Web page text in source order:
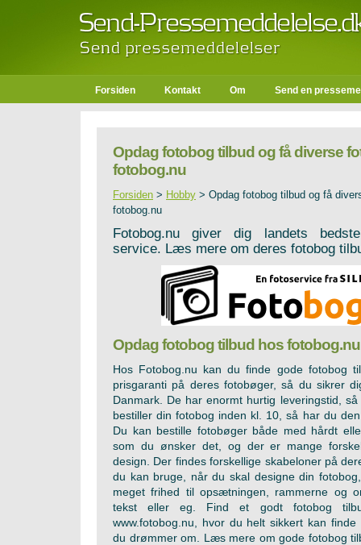
Forsiden Kontakt Om Send en
Opdag fotobog tilbud og få diverse
fotobog.nu
Forsiden > Hobby > Opdag fotobog tilbud og få
fotobog.nu
Fotobog.nu giver dig landets
service. Læs mere om deres fotobog
Opdag fotobog tilbud hos fotobog.nu
Hos Fotobog.nu kan du finde gode fotobog
prisgaranti på deres fotobøger, så du sikrer
Danmark. De har enormt hurtig leveringstid,
bestiller din fotobog inden kl. 10, så har du
Du kan bestille fotobøger både med hårdt
som du ønsker det, og der er mange
design. Der findes forskellige skabeloner på
du kan bruge, når du skal designe din
meget frihed til opsætningen, rammerne og
tekst eller eg. Find et godt fotobog
www.fotobog.nu, hvor du helt sikkert kan
du drømmer om. Læs mere om gode fotobog